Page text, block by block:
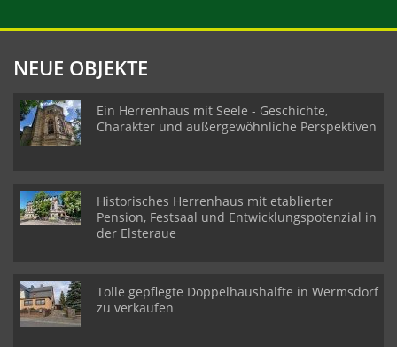
NEUE OBJEKTE
Ein Herrenhaus mit Seele - Geschichte,
Charakter und außergewöhnliche Perspektiven
Historisches Herrenhaus mit etablierter
Pension, Festsaal und Entwicklungspotenzial in
der Elsteraue
Tolle gepflegte Doppelhaushälfte in Wermsdorf
zu verkaufen